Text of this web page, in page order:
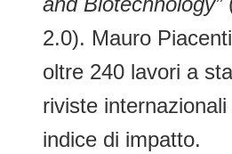
2.0). Mauro
oltre 240 lavori a
riviste
indice di impatto.